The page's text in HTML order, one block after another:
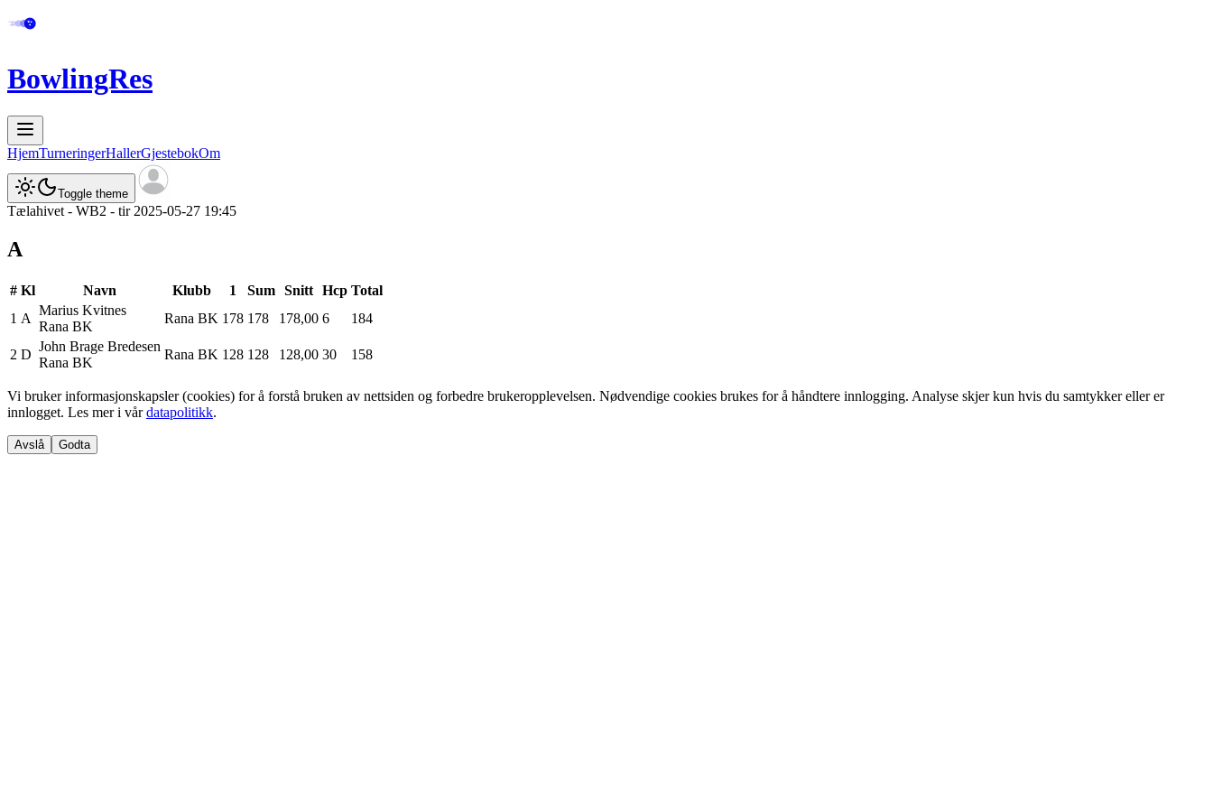
BowlingRes
HjemTurneringerHallerGjestebokOm
Toggle theme
Tælahivet - WB2 - tir 2025-05-27 19:45
A
# Kl Navn Klubb 1 Sum Snitt Hcp Total
1 A
Marius Kvitnes
Rana BK
Rana BK 178 178 178,00 6 184
2 D
John Brage Bredesen
Rana BK
Rana BK 128 128 128,00 30 158
Vi bruker informasjonskapsler (cookies) for å forstå bruken av nettsiden og forbedre brukeropplevelsen. Nødvendige cookies brukes for å håndtere innlogging. Analyse skjer kun hvis du samtykker eller er
innlogget. Les mer i vår datapolitikk.
Avslå Godta